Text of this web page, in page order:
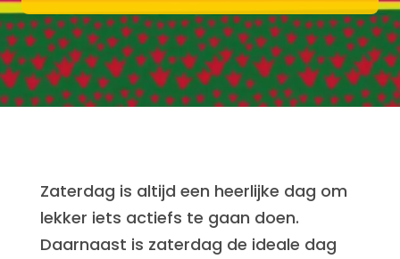
Zaterdag is altijd een heerlijke dag om
lekker iets actiefs te gaan doen.
Daarnaast is zaterdag de ideale dag